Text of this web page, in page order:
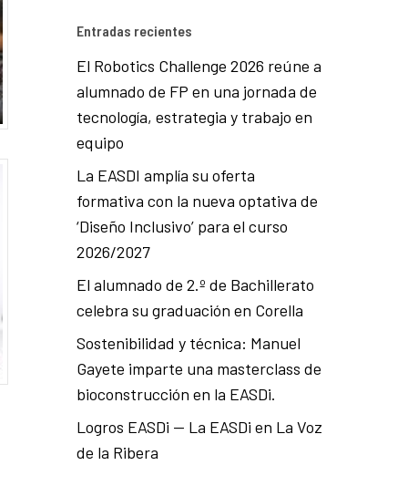
Entradas recientes
El Robotics Challenge 2026 reúne a
alumnado de FP en una jornada de
tecnología, estrategia y trabajo en
equipo
La EASDI amplía su oferta
formativa con la nueva optativa de
‘Diseño Inclusivo’ para el curso
2026/2027
El alumnado de 2.º de Bachillerato
celebra su graduación en Corella
Sostenibilidad y técnica: Manuel
Gayete imparte una masterclass de
bioconstrucción en la EASDi.
Logros EASDi — La EASDi en La Voz
de la Ribera